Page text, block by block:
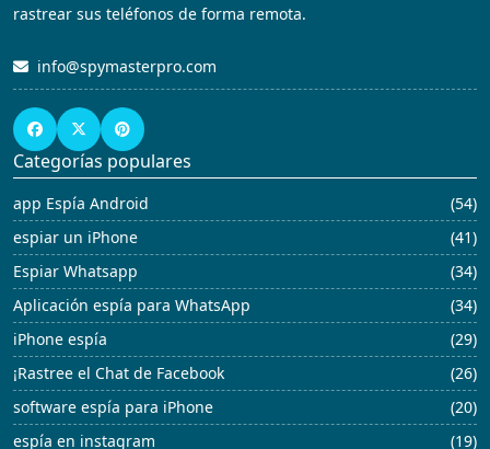
rastrear sus teléfonos de forma remota.
info@spymasterpro.com
Categorías populares
app Espía Android
(54)
espiar un iPhone
(41)
Espiar Whatsapp
(34)
Aplicación espía para WhatsApp
(34)
iPhone espía
(29)
¡Rastree el Chat de Facebook
(26)
software espía para iPhone
(20)
espía en instagram
(19)